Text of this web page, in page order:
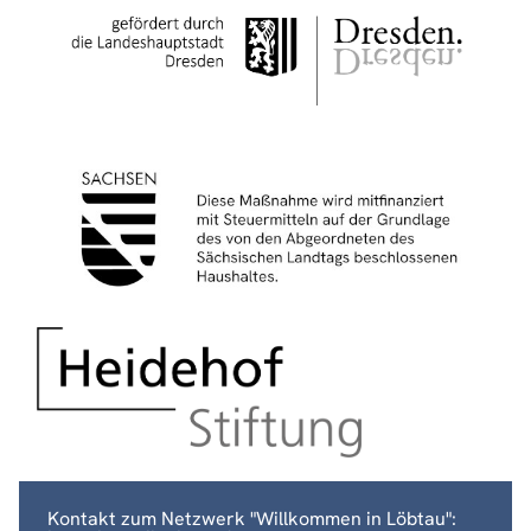
Kontakt zum Netzwerk "Willkommen in Löbtau":